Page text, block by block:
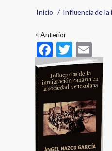
enlaces
de
ayuda
a
la
Inicio Influencia de la
< Anterior
F
ac
e
b
o
o
k
T
w
itt
er
m
ai
l